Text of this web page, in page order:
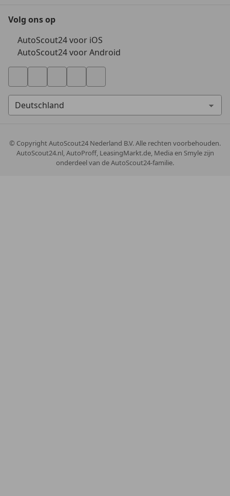
Volg ons op
AutoScout24 voor iOS
AutoScout24 voor Android
© CopyrightAutoScout24 Nederland B.V. Alle rechten voorbehouden.
AutoScout24.nl, AutoProff, LeasingMarkt.de, Media en Smyle zijn
onderdeel van de AutoScout24-familie.